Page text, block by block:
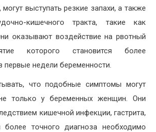
выступать резкие запахи, а также
кишечного тракта, такие как
оказывают воздействие на рвотный
которого становится более
первые недели беременности.
что подобные симптомы могут
только у беременных женщин. Они
кишечной инфекции, гастрита,
более точного диагноза необходимо